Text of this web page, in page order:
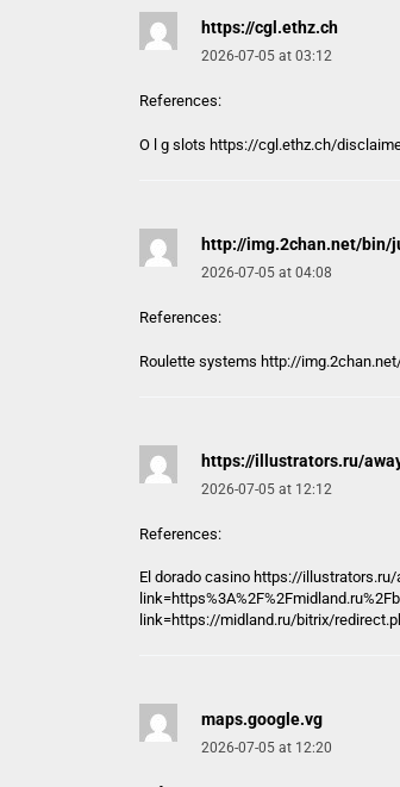
https://cgl.ethz.ch
2026-07-05 at 03:12
References:
O l g slots https://cgl.ethz.ch/
http://img.2chan.net/bin/
2026-07-05 at 04:08
References:
Roulette systems http://
https://illustrators.ru/
2026-07-05 at 12:12
References:
El dorado casino https://illustrators.ru/
link=https://midland.ru/bitrix/
maps.google.vg
2026-07-05 at 12:20